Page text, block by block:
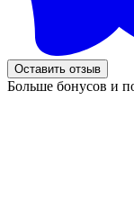
Оставить отзыв
Больше бонусов и